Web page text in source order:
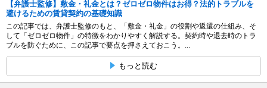
【弁護士監修】敷金・礼金とは？ゼロゼロ物件はお得？法的トラブルを
避けるための賃貸契約の基礎知識
この記事では、弁護士監修のもと、「敷金・礼金」の役割や返還の仕組み、そ
して「ゼロゼロ物件」の特徴をわかりやすく解説する。契約時や退去時のトラ
ブルを防ぐために、この記事で要点を押さえておこう。...
もっと読む